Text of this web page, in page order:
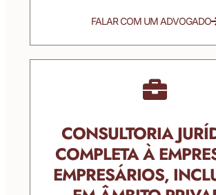
FALAR COM UM ADVOGADO
CONSULTORIA
COMPLETA À
EMPRESÁRIOS,